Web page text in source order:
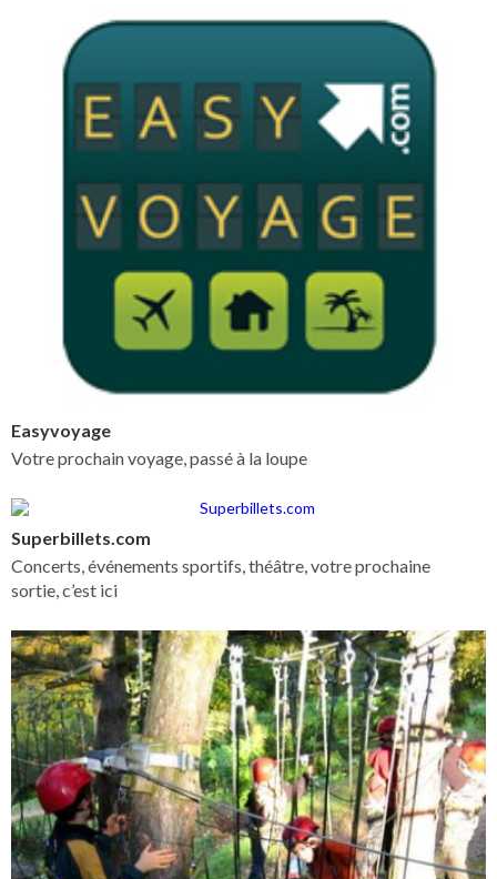
Easyvoyage
Votre prochain voyage, passé à la loupe
Superbillets.com
Concerts, événements sportifs, théâtre, votre prochaine
sortie, c’est ici